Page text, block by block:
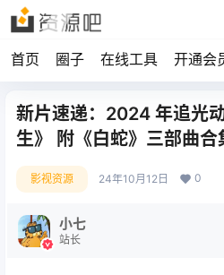
首页 圈子 在线工具 开通会
新片速递：2024 年追光
生》 附《白蛇》三部曲合
影视资源 24年10月12日 0
小七
站长